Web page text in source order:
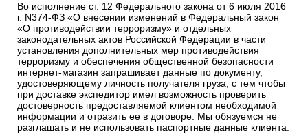
Во исполнение ст. 12 Федерального закона от 6 июля 2016
г. N374-ФЗ «О внесении изменений в Федеральный закон
«О противодействии терроризму» и отдельных
законодательных актов Российской Федерации в части
установления дополнительных мер противодействия
терроризму и обеспечения общественной безопасности
интернет-магазин запрашивает данные по документу,
удостоверяющему личность получателя груза, с тем чтобы
при доставке экспедитор имел возможность проверить
достоверность предоставляемой клиентом необходимой
информации и отразить ее в договоре. Мы обязуемся не
разглашать и не использовать паспортные данные клиента.